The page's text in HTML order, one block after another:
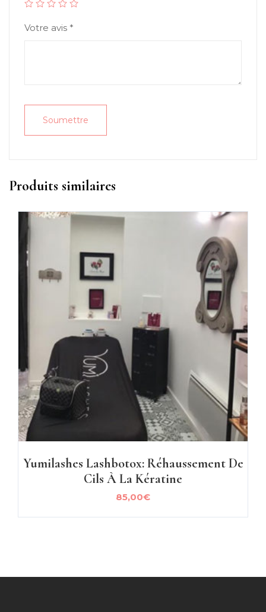
Votre avis *
Produits similaires
Yumilashes Lashbotox: Réhaussement De
Cils À La Kératine
85,00€